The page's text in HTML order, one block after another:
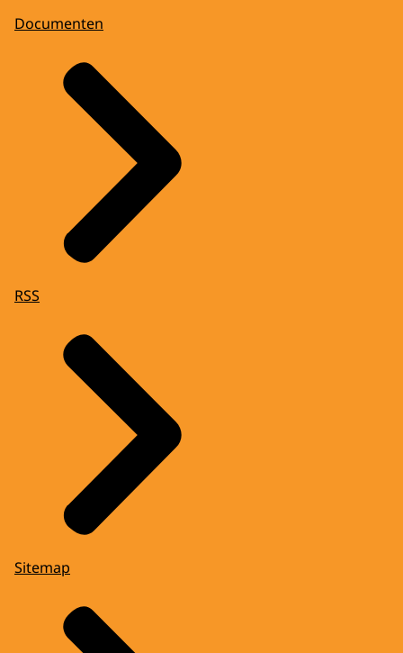
Documenten
RSS
Sitemap